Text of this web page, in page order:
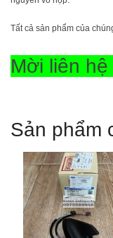
Tất cả sản phẩm của
Mời liên
Sản phẩm